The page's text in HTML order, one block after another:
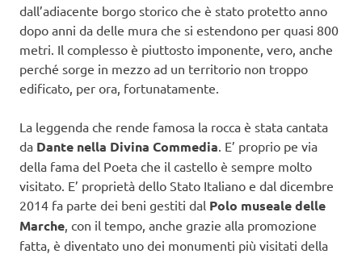
dall’adiacente borgo storico che è stato protetto anno
dopo anni da delle mura che si estendono per quasi 800
metri. Il complesso è piuttosto imponente, vero, anche
perché sorge in mezzo ad un territorio non troppo
edificato, per ora, fortunatamente.
La leggenda che rende famosa la rocca è stata cantata
da Dante nella Divina Commedia . E’ proprio pe via
della fama del Poeta che il castello è sempre molto
visitato. E’ proprietà dello Stato Italiano e dal dicembre
2014 fa parte dei beni gestiti dal Polo museale delle
Marche , con il tempo, anche grazie alla promozione
fatta, è diventato uno dei monumenti più visitati della